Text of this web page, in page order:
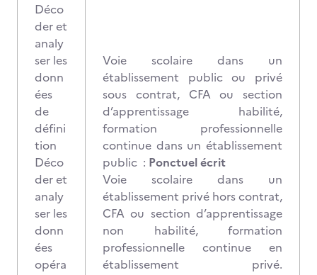
Déco
der et
analy
ser les
donn
ées
de
défini
tion
Déco
der et
analy
ser les
donn
ées
opéra
Voie scolaire dans un
établissement public ou privé
sous contrat, CFA ou section
d’apprentissage habilité,
formation professionnelle
continue dans un établissement
public : Ponctuel écrit
Voie scolaire dans un
établissement privé hors contrat,
CFA ou section d’apprentissage
non habilité, formation
professionnelle continue en
établissement privé.